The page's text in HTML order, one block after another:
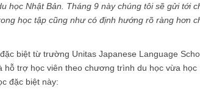
học Nhật Bản. Tháng 9 này chúng tôi sẽ gửi tới
học tập cũng như có định hướng rõ ràng hơn
biệt từ trường Unitas Japanese Language
trợ học viên theo chương trình du học vừa học
đặc biệt này: